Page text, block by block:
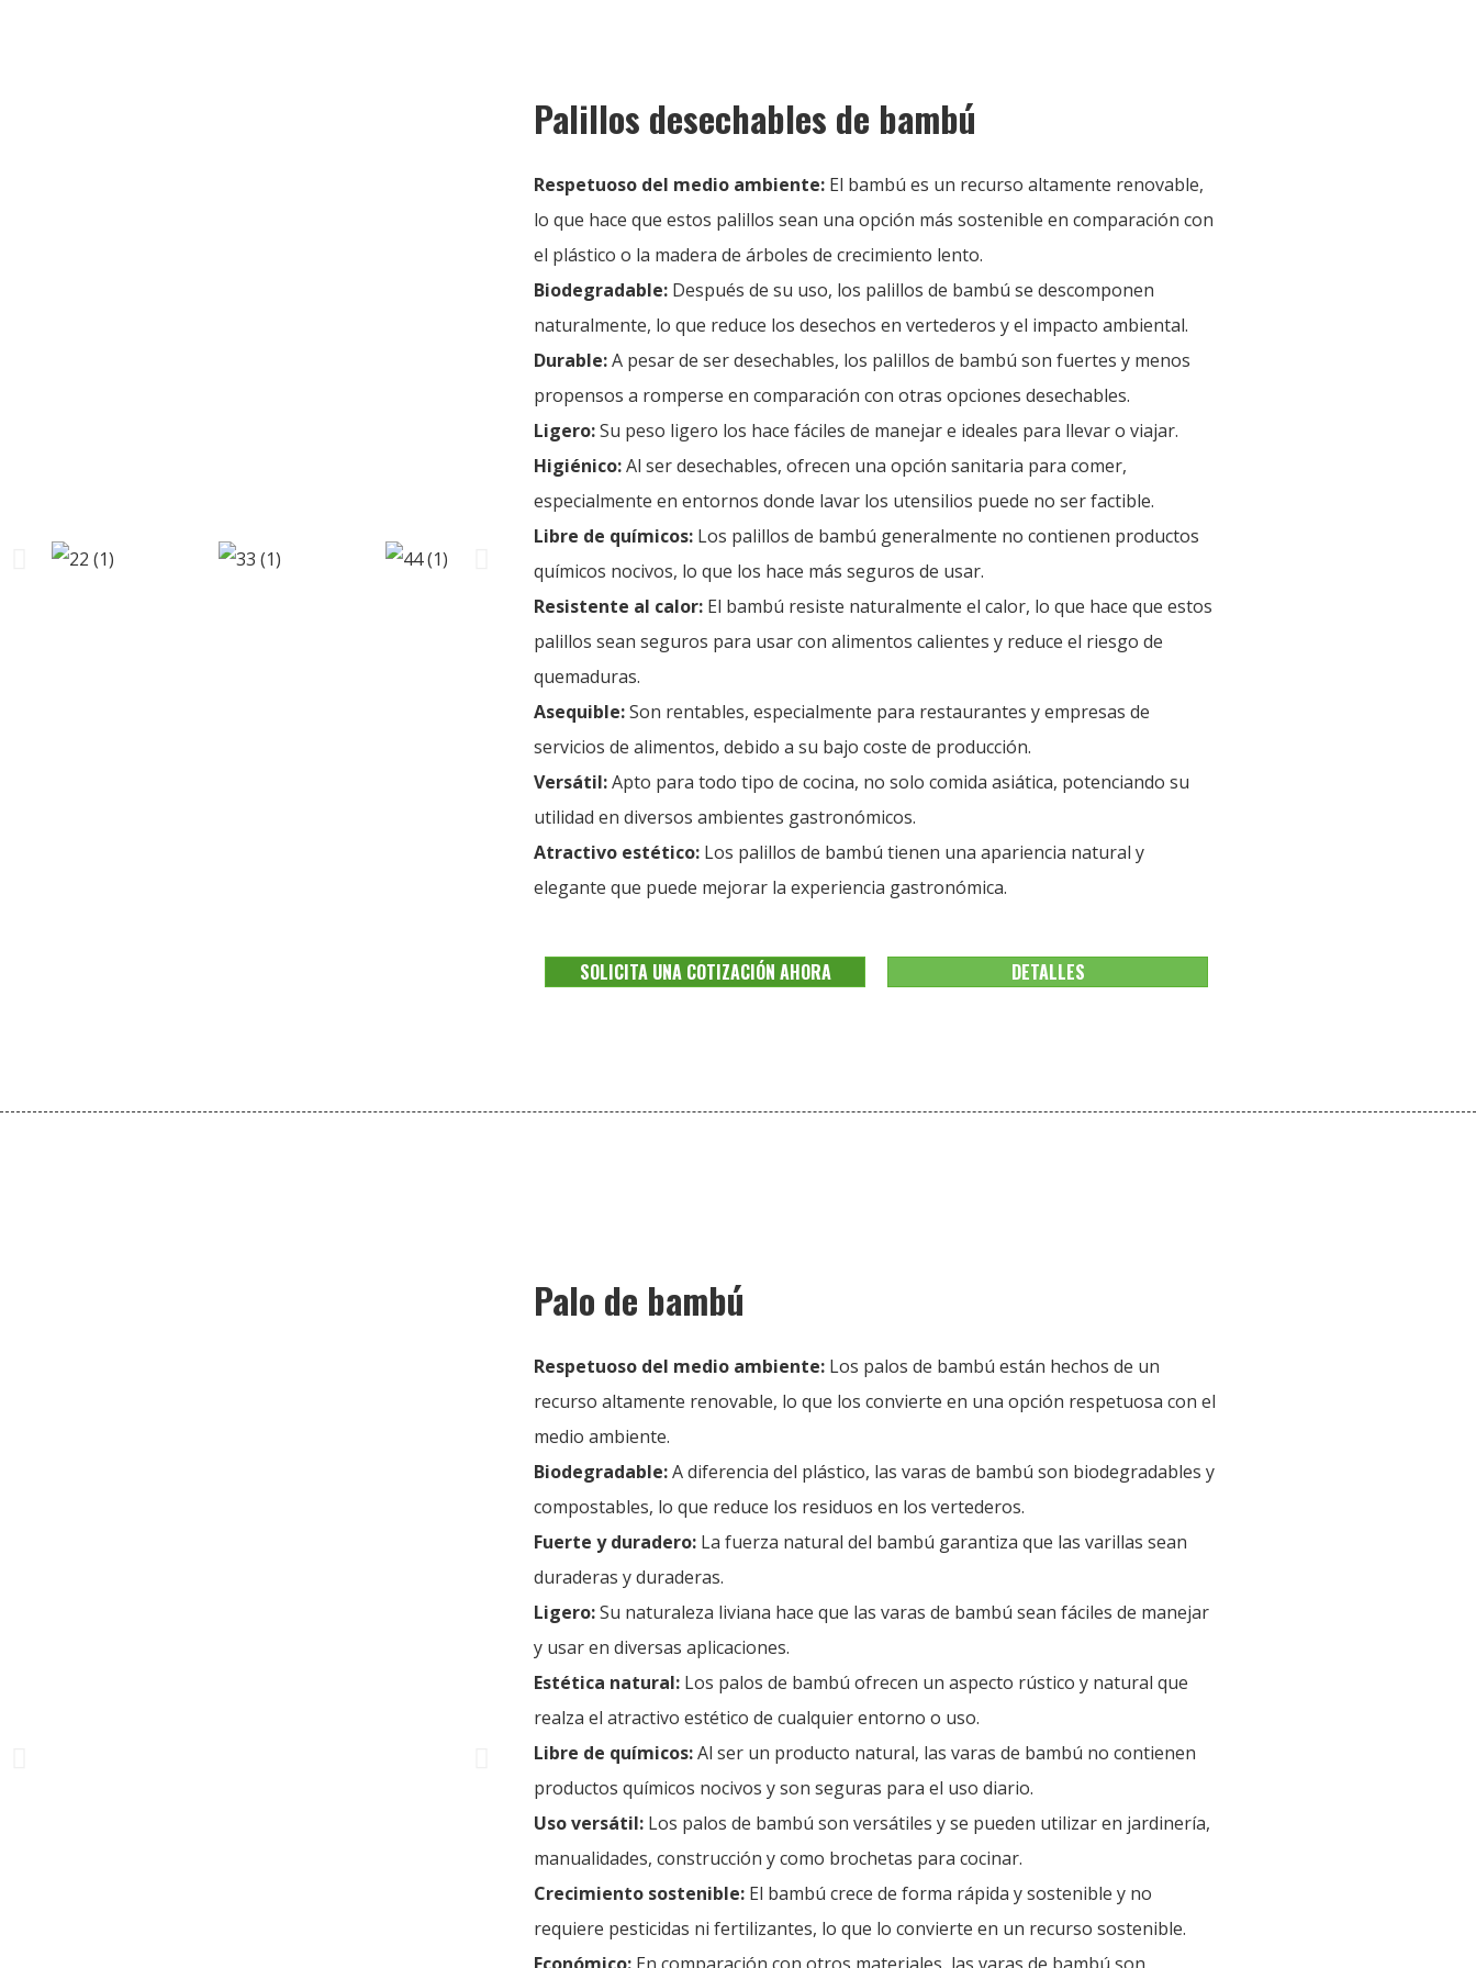
Palillos desechables de bambú
Respetuoso del medio ambiente: El bambú es un recurso altamente renovable,
lo que hace que estos palillos sean una opción más sostenible en comparación con
el plástico o la madera de árboles de crecimiento lento.
Biodegradable: Después de su uso, los palillos de bambú se descomponen
naturalmente, lo que reduce los desechos en vertederos y el impacto ambiental.
Durable:A pesar de ser desechables, los palillos de bambú son fuertes y menos
propensos a romperse en comparación con otras opciones desechables.
Ligero:Su peso ligero los hace fáciles de manejar e ideales para llevar o viajar.
Higiénico:Al ser desechables, ofrecen una opción sanitaria para comer,
especialmente en entornos donde lavar los utensilios puede no ser factible.
Libre de químicos: Los palillos de bambú generalmente no contienen productos
químicos nocivos, lo que los hace más seguros de usar.
Resistente al calor: El bambú resiste naturalmente el calor, lo que hace que estos
palillos sean seguros para usar con alimentos calientes y reduce el riesgo de
quemaduras.
Asequible:Son rentables, especialmente para restaurantes y empresas de
servicios de alimentos, debido a su bajo coste de producción.
Versátil:Apto para todo tipo de cocina, no solo comida asiática, potenciando su
utilidad en diversos ambientes gastronómicos.
Atractivo estético: Los palillos de bambú tienen una apariencia natural y
elegante que puede mejorar la experiencia gastronómica.
SOLICITA UNA COTIZACIÓN AHORA DETALLES
Palo de bambú
Respetuoso del medio ambiente: Los palos de bambú están hechos de un
recurso altamente renovable, lo que los convierte en una opción respetuosa con el
medio ambiente.
Biodegradable:A diferencia del plástico, las varas de bambú son biodegradables y
compostables, lo que reduce los residuos en los vertederos.
Fuerte y duradero: La fuerza natural del bambú garantiza que las varillas sean
duraderas y duraderas.
Ligero:Su naturaleza liviana hace que las varas de bambú sean fáciles de manejar
y usar en diversas aplicaciones.
Estética natural: Los palos de bambú ofrecen un aspecto rústico y natural que
realza el atractivo estético de cualquier entorno o uso.
Libre de químicos:Al ser un producto natural, las varas de bambú no contienen
productos químicos nocivos y son seguras para el uso diario.
Uso versátil: Los palos de bambú son versátiles y se pueden utilizar en jardinería,
manualidades, construcción y como brochetas para cocinar.
Crecimiento sostenible: El bambú crece de forma rápida y sostenible y no
requiere pesticidas ni fertilizantes, lo que lo convierte en un recurso sostenible.